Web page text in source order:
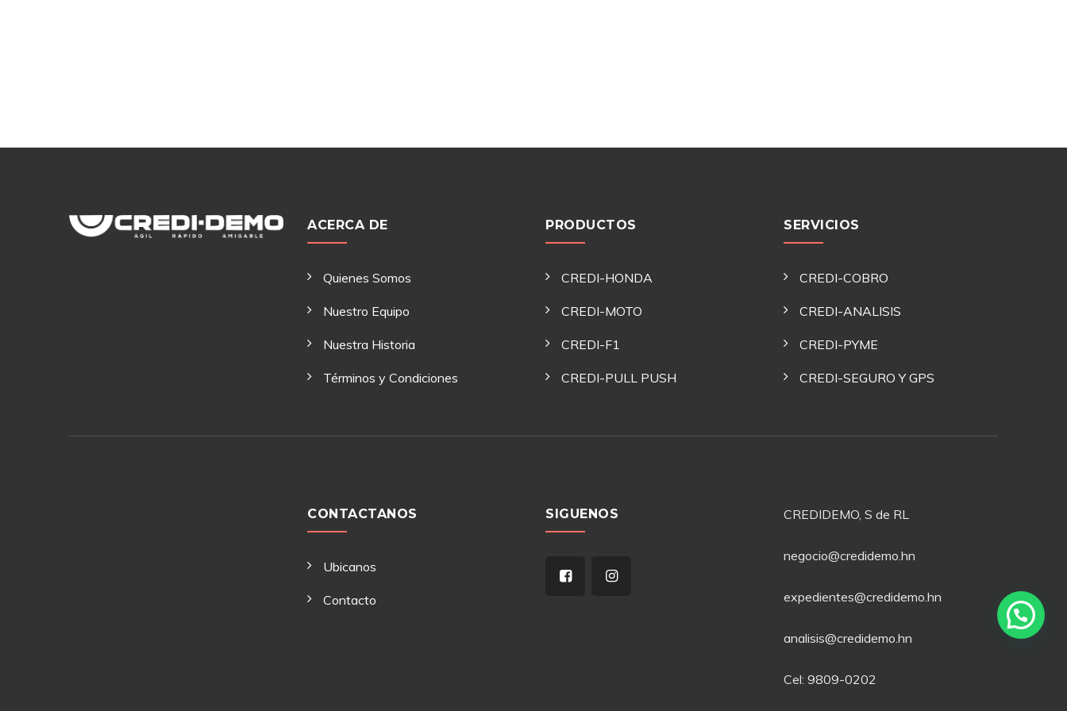
ACERCA DE
Quienes Somos
Nuestro Equipo
Nuestra Historia
Términos y Condiciones
PRODUCTOS
CREDI-HONDA
CREDI-MOTO
CREDI-F1
CREDI-PULL PUSH
SERVICIOS
CREDI-COBRO
CREDI-ANALISIS
CREDI-PYME
CREDI-SEGURO Y GPS
CONTACTANOS
Ubicanos
Contacto
SIGUENOS CREDIDEMO, S de RL
negocio@credidemo.hn
expedientes@credidemo.hn
analisis@credidemo.hn
Cel: 9809-0202